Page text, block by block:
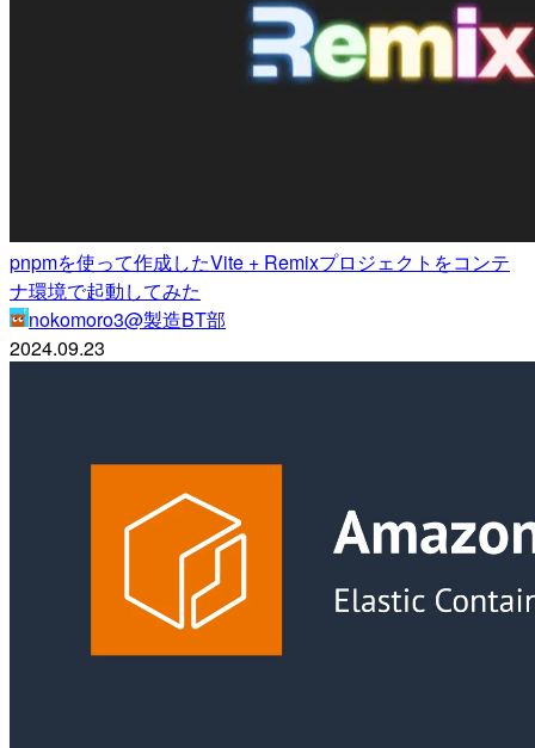
pnpmを使って作成したVite + Remixプロジェクトをコンテ
ナ環境で起動してみた
nokomoro3@製造BT部
2024.09.23